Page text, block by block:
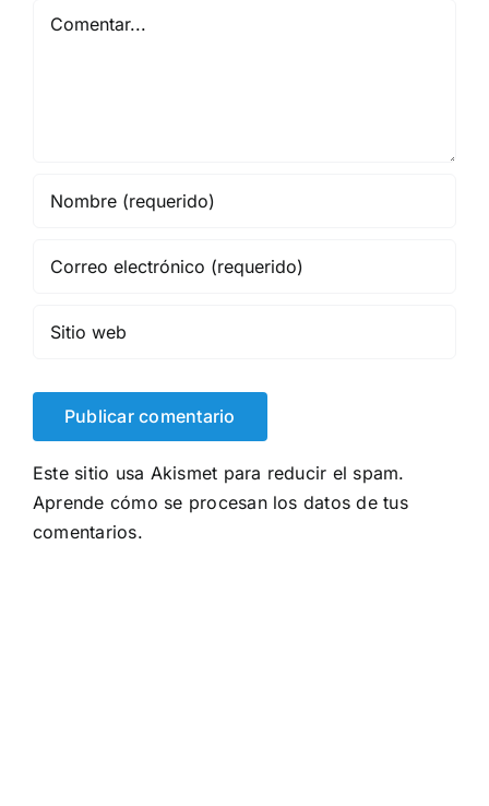
Comentar
Este sitio usa Akismet para reducir el spam.
Aprende cómo se procesan los datos de tus
comentarios.